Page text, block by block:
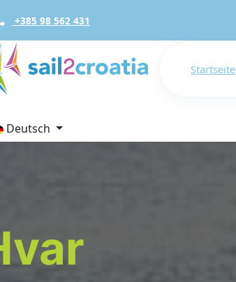
+385 98 562 431
Startseite
Deutsch